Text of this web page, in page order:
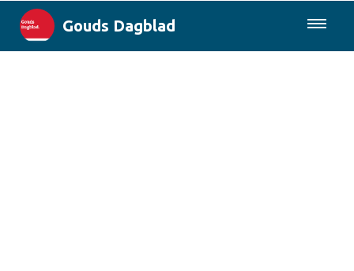
Gouds Dagblad